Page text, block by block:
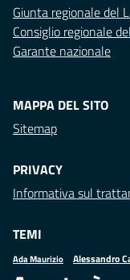
Giunta regionale del
Consiglio regionale
Garante nazionale
MAPPA DEL SITO
Sitemap
PRIVACY
Informativa sul
TEMI
Ada Maurizio Alessandro